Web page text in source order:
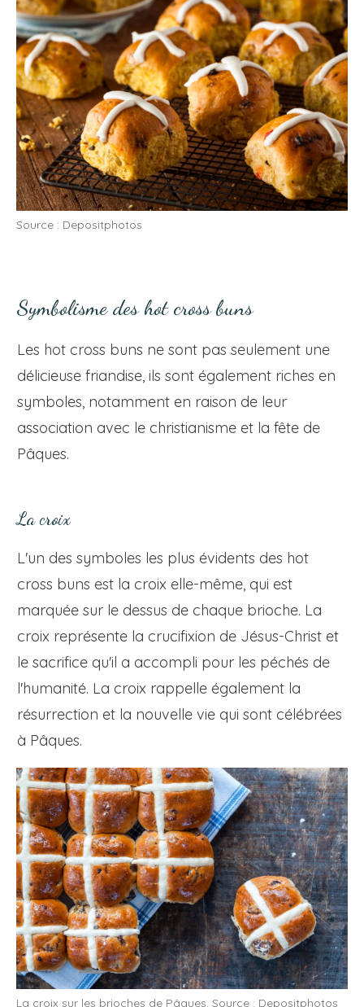
Source : Depositphotos
Symbolisme des hot cross buns
Les hot cross buns ne sont pas seulement une
délicieuse friandise, ils sont également riches en
symboles, notamment en raison de leur
association avec le christianisme et la fête de
Pâques.
La croix
L'un des symboles les plus évidents des hot
cross buns est la croix elle-même, qui est
marquée sur le dessus de chaque brioche. La
croix représente la crucifixion de Jésus-Christ et
le sacrifice qu'il a accompli pour les péchés de
l'humanité. La croix rappelle également la
résurrection et la nouvelle vie qui sont célébrées
à Pâques.
La croix sur les brioches de Pâques. Source : Depositphotos